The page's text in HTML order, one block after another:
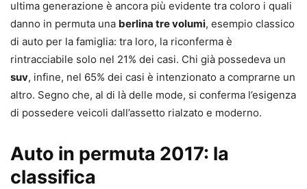
ultima generazione è ancora più evidente tra coloro i quali
danno in permuta una berlina tre volumi, esempio classico
di auto per la famiglia: tra loro, la riconferma è
rintracciabile solo nel 21% dei casi. Chi già possedeva un
suv, infine, nel 65% dei casi è intenzionato a comprarne un
altro. Segno che, al di là delle mode, si conferma l’esigenza
di possedere veicoli dall’assetto rialzato e moderno.
Auto in permuta 2017: la
classifica